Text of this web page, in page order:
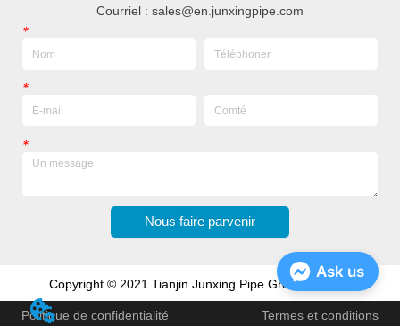
Courriel : sales@en.junxingpipe.com
*
*
*
Nous faire parvenir
Copyright © 2021 Tianjin Junxing Pipe Group Co., Ltd
Politique de confidentialité Termes et conditions
Ask us